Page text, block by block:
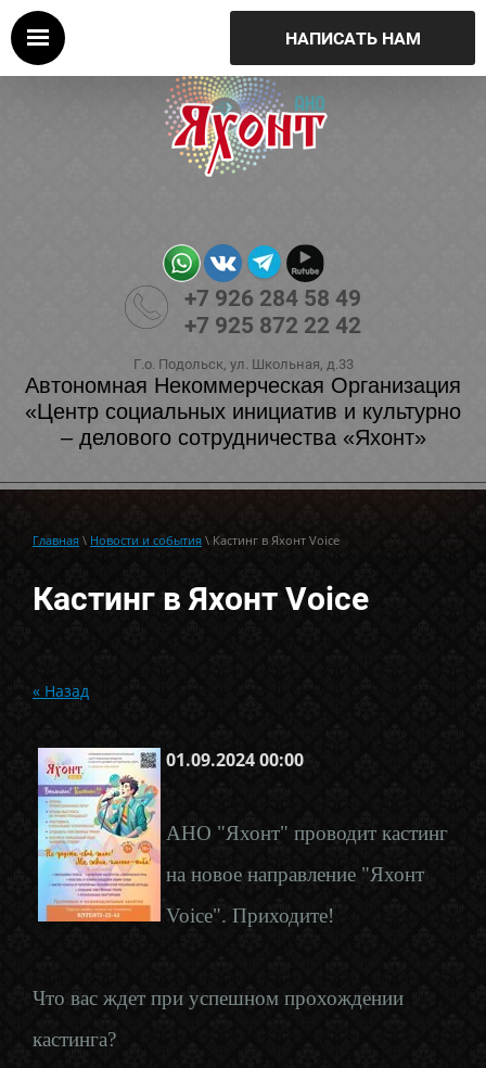
НАПИСАТЬ НАМ
+7 926 284 58 49
+7 925 872 22 42
Г.о. Подольск, ул. Школьная, д.33
Автономная Некоммерческая Организация
«Центр социальных инициатив и культурно
– делового сотрудничества «Яхонт»
Главная \ Новости и события \ Кастинг в Яхонт Voice
Кастинг в Яхонт Voice
« Назад
01.09.2024 00:00
АНО "Яхонт" проводит кастинг
на новое направление "Яхонт
Voice". Приходите!
Что вас ждет при успешном прохождении
кастинга?